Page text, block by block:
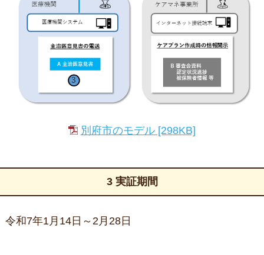
別府市のモデル [298KB]
3 実証期間
令和7年1月14日～2月28日